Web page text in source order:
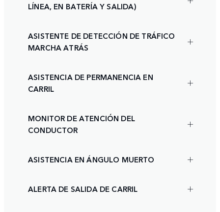
LÍNEA, EN BATERÍA Y SALIDA)
ASISTENTE DE DETECCIÓN DE TRÁFICO
MARCHA ATRÁS
ASISTENCIA DE PERMANENCIA EN
CARRIL
MONITOR DE ATENCIÓN DEL
CONDUCTOR
ASISTENCIA EN ÁNGULO MUERTO
ALERTA DE SALIDA DE CARRIL